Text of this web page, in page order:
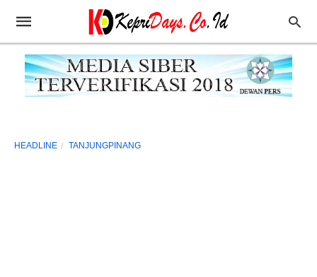
HEADLINE TANJUNGPINANG